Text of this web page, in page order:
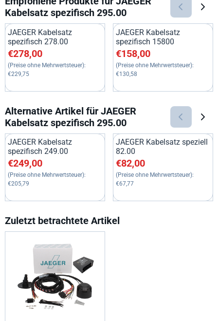
Kabelsatz spezifisch 295.00
JAEGER Kabelsatz
spezifisch 278.00
Preis: 278,00, ohne MwSt.: 229,75
€278,00
(Preise ohne Mehrwertsteuer):
€229,75
JAEGER Kabelsatz
spezifisch 15800
Preis: 158,00, ohne MwSt.:
€158,00
(Preise ohne Mehrwertsteuer):
€130,58
Alternative Artikel für JAEGER
Kabelsatz spezifisch 295.00
JAEGER Kabelsatz
spezifisch 249.00
Preis: 249,00, ohne MwSt.: 205,79
€249,00
(Preise ohne Mehrwertsteuer):
€205,79
JAEGER Kabelsatz speziell
82.00
Preis: 82,00, ohne MwSt.:
€82,00
(Preise ohne Mehrwertsteuer):
€67,77
Zuletzt betrachtete Artikel